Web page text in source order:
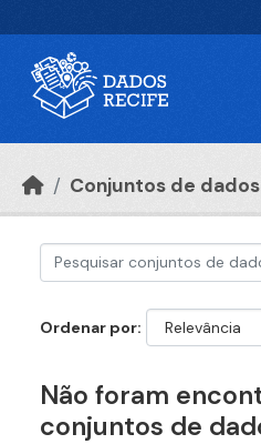
Conjuntos de dados
Ordenar por
Não foram
conjuntos de